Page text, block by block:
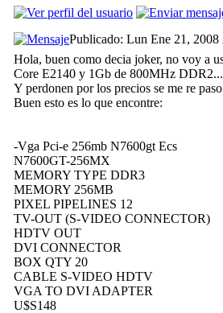
Publicado: Lun Ene 21, 2008
Hola, buen como decia joker, no voy a
Core E2140 y 1Gb de 800MHz DDR2...
Y perdonen por los precios se me re
Buen esto es lo que encontre:
-Vga Pci-e 256mb N7600gt Ecs
N7600GT-256MX
MEMORY TYPE DDR3
MEMORY 256MB
PIXEL PIPELINES 12
TV-OUT (S-VIDEO CONNECTOR)
HDTV OUT
DVI CONNECTOR
BOX QTY 20
CABLE S-VIDEO HDTV
VGA TO DVI ADAPTER
U$S148